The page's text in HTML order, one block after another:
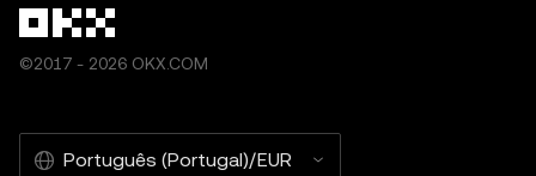
©2017 - 2026 OKX.COM
Português (Portugal)/EUR